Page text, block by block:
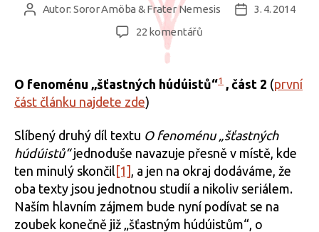
AutorAutor: Soror Amöba & Frater Nemesis
Datum3. 4. 2014
22 komentářůu
názvem
O
húdúistů“,
část
2
O fenoménu „šťastných húdúistů“1 , část 2 (první
část článku najdete zde)
Slíbený druhý díl textu O fenoménu „šťastných
húdúistů“jednoduše navazuje přesně v místě, kde
ten minulý skončil [1] , a jen na okraj dodáváme, že
oba texty jsou jednotnou studií a nikoliv seriálem.
Naším hlavním zájmem bude nyní podívat se na
zoubek konečně již „šťastným húdúistům“, o